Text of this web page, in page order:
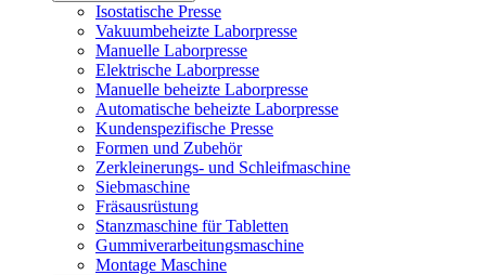
Isostatische Presse
Vakuumbeheizte Laborpresse
Manuelle Laborpresse
Elektrische Laborpresse
Manuelle beheizte Laborpresse
Automatische beheizte Laborpresse
Kundenspezifische Presse
Formen und Zubehör
Zerkleinerungs- und Schleifmaschine
Siebmaschine
Fräsausrüstung
Stanzmaschine für Tabletten
Gummiverarbeitungsmaschine
Montage Maschine